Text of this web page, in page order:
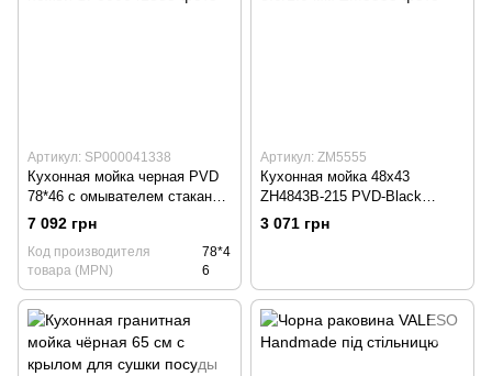
Артикул: SP000041338
Кухонная мойка черная PVD
78*46 с омывателем стаканов
и подставкой для ножей
7 092 грн
Код производителя
товара (MPN)
78*4
6
Артикул: ZM5555
Кухонная мойка 48х43
ZH4843B-215 PVD-Black
черная под столешницу,
3.0/1.0 мм
3 071 грн